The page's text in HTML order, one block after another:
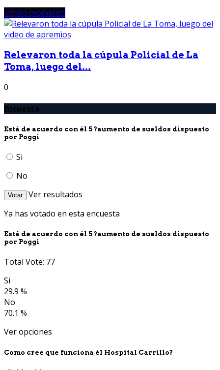
ultimo momento
Relevaron toda la cúpula Policial de La
Toma, luego del...
0
Encuesta
Está de acuerdo con él 5 ?aumento de sueldos dispuesto
por Poggi
Si
No
Votar
Ver resultados
Ya has votado en esta encuesta
Está de acuerdo con él 5 ?aumento de sueldos dispuesto
por Poggi
Total Vote: 77
Si
29.9 %
No
70.1 %
Ver opciones
Como cree que funciona él Hospital Carrillo?